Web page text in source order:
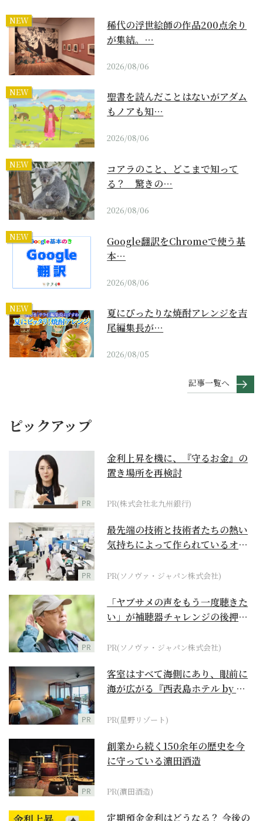
NEW
稀代の浮世絵師の作品200点余り
が集結。…
2026/08/06
NEW
聖書を読んだことはないがアダム
もノアも知…
2026/08/06
NEW
コアラのこと、どこまで知って
る？ 驚きの…
2026/08/06
NEW
Google翻訳をChromeで使う基
本…
2026/08/06
NEW
夏にぴったりな焼酎アレンジを吉
尾編集長が…
2026/08/05
記事一覧へ
ピックアップ
PR
金利上昇を機に、『守るお金』の
置き場所を再検討
PR(株式会社北九州銀行)
PR
最先端の技術と技術者たちの熱い
気持ちによって作られているオー
PR(ソノヴァ・ジャパン株式会社)
PR
「ヤブサメの声をもう一度聴きた
い」が補聴器チャレンジの後押し
PR(ソノヴァ・ジャパン株式会社)
PR
客室はすべて海側にあり、眼前に
海が広がる『西表島ホテル by 星
PR(星野リゾート)
PR
創業から続く150余年の歴史を今
に守っている濵田酒造
PR(濵田酒造)
定期預金金利はどうなる？ 今後の